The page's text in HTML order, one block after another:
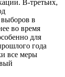
В-третьих,
в
во время
для
года
все меры